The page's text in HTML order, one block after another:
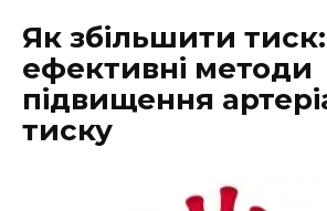
Як збільшити тиск:
ефективні методи
підвищення
тиску